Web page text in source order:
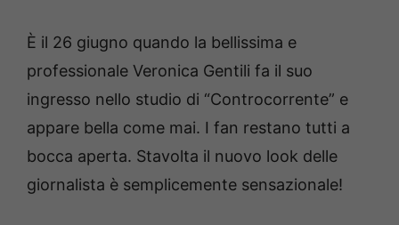
È il 26 giugno quando la bellissima e
professionale Veronica Gentili fa il suo
ingresso nello studio di “Controcorrente” e
appare bella come mai. I fan restano tutti a
bocca aperta. Stavolta il nuovo look delle
giornalista è semplicemente sensazionale!